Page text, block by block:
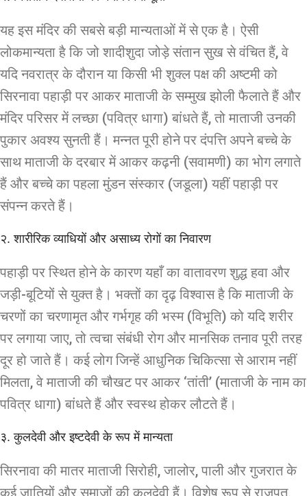
यह इस मंदिर की सबसे बड़ी मान्यताओं में से एक है। ऐसी
लोकमान्यता है कि जो शादीशुदा जोड़े संतान सुख से वंचित हैं, वे
यदि नवरात्र के दौरान या किसी भी शुक्ल पक्ष की अष्टमी को
सिरनावा पहाड़ी पर आकर माताजी के सम्मुख झोली फैलाते हैं और
मंदिर परिसर में लच्छा (पवित्र धागा) बांधते हैं, तो माताजी उनकी
पुकार अवश्य सुनती हैं। मन्नत पूरी होने पर दंपत्ति अपने बच्चे के
साथ माताजी के दरबार में आकर कढ़नी (सवामणी) का भोग लगाते
हैं और बच्चे का पहला मुंडन संस्कार (जडूला) यहीं पहाड़ी पर
संपन्न करते हैं।
२. शारीरिक व्याधियों और असाध्य रोगों का निवारण
पहाड़ी पर स्थित होने के कारण यहाँ का वातावरण शुद्ध हवा और
जड़ी-बूटियों से युक्त है। भक्तों का दृढ़ विश्वास है कि माताजी के
चरणों का चरणामृत और गर्भगृह की भस्म (विभूति) को यदि शरीर
पर लगाया जाए, तो त्वचा संबंधी रोग और मानसिक तनाव पूरी तरह
दूर हो जाते हैं। कई लोग जिन्हें आधुनिक चिकित्सा से आराम नहीं
मिलता, वे माताजी की चौखट पर आकर ‘तांती’ (माताजी के नाम का
पवित्र धागा) बांधते हैं और स्वस्थ होकर लौटते हैं।
३. कुलदेवी और इष्टदेवी के रूप में मान्यता
सिरनावा की मातर माताजी सिरोही, जालोर, पाली और गुजरात के
कई जातियों और समाजों की कुलदेवी हैं। विशेष रूप से राजपूत,